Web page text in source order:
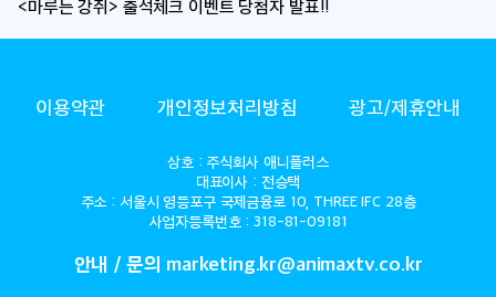
<마루는 강쥐> 출석체크 이벤트 당첨자 발표!!
ANIMAX이용약관 개인정보처리방침 광고/제휴안내
상호 : 주식회사 애니플러스
대표이사 : 전승택
주소 : 서울시 영등포구 국제금융로 10, THREE IFC 28층
사업자등록번호 : 318-81-09181
안내 / 문의 marketing.kr@animaxtv.co.kr